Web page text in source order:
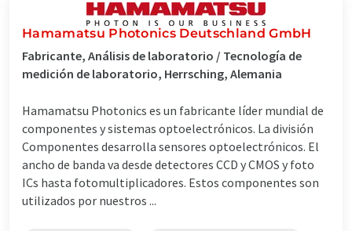
Hamamatsu Photonics Deutschland GmbH
Fabricante, Análisis de laboratorio / Tecnología de
medición de laboratorio, Herrsching, Alemania
Hamamatsu Photonics es un fabricante líder mundial de
componentes y sistemas optoelectrónicos. La división
Componentes desarrolla sensores optoelectrónicos. El
ancho de banda va desde detectores CCD y CMOS y foto
ICs hasta fotomultiplicadores. Estos componentes son
utilizados por nuestros ...